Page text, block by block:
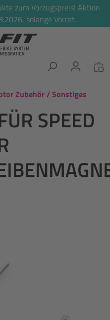
zum Vorzugspreis! Aktion
solange Vorrat.
Zubehör / Sonstiges
SPEED